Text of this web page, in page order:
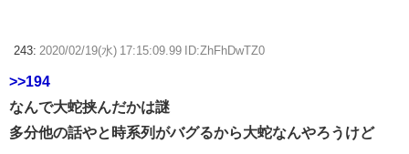
243: 2020/02/19(水) 17:15:09.99 ID:ZhFhDwTZ0
>>194
なんで大蛇挟んだかは謎
多分他の話やと時系列がバグるから大蛇なんやろうけど